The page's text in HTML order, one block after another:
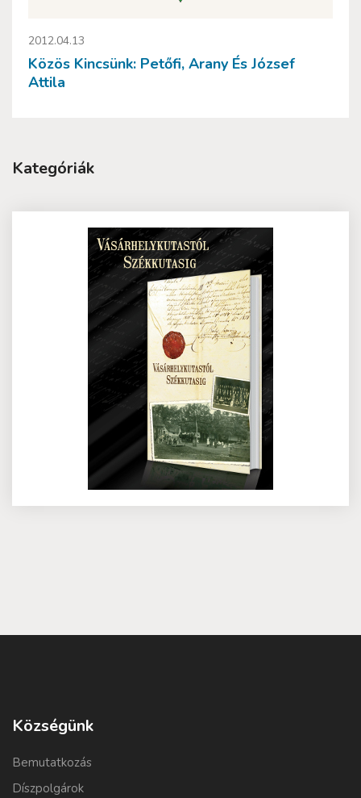
2012.04.13
Közös Kincsünk: Petőfi, Arany És József
Attila
Kategóriák
Községünk
Bemutatkozás
Díszpolgárok